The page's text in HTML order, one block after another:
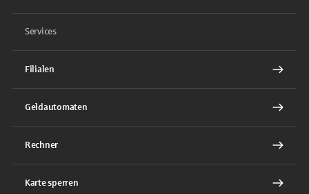
Services
Filialen
Geldautomaten
Rechner
Karte sperren